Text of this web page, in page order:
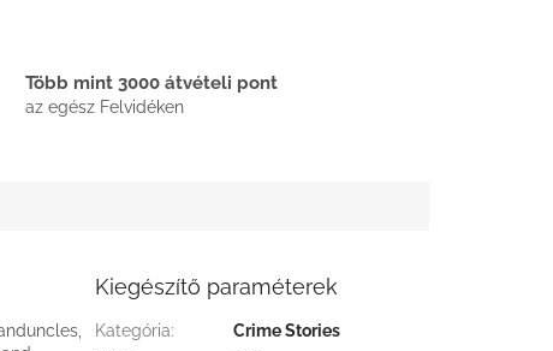
Több mint 3000 átvételi pont
az egész Felvidéken
Kiegészítő paraméterek
Kategória:
Crime Stories